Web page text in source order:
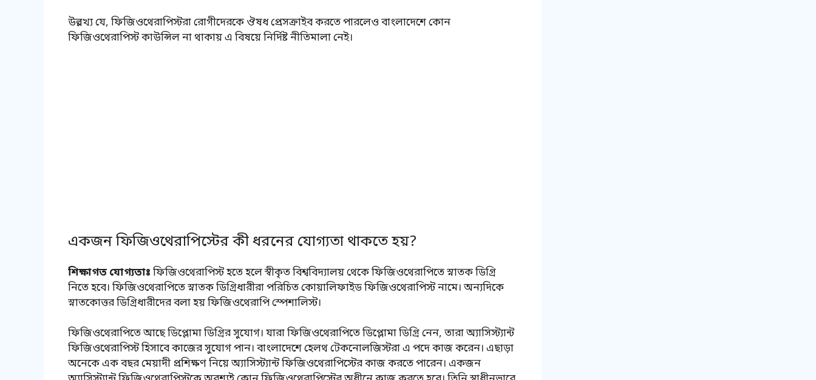
উল্লখ্য যে, ফিজিওথেরাপিস্টরা রোগীদেরকে ঔষধ প্রেসক্রাইব করতে পারলেও বাংলাদেশে কোন
ফিজিওথেরাপিস্ট কাউন্সিল না থাকায় এ বিষয়ে নির্দিষ্ট নীতিমালা নেই।
একজন ফিজিওথেরাপিস্টের কী ধরনের যোগ্যতা থাকতে হয়?
শিক্ষাগত যোগ্যতাঃ ফিজিওথেরাপিস্ট হতে হলে স্বীকৃত বিশ্ববিদ্যালয় থেকে ফিজিওথেরাপিতে স্নাতক ডিগ্রি
নিতে হবে। ফিজিওথেরাপিতে স্নাতক ডিগ্রিধারীরা পরিচিত কোয়ালিফাইড ফিজিওথেরাপিস্ট নামে। অন্যদিকে
স্নাতকোত্তর ডিগ্রিধারীদের বলা হয় ফিজিওথেরাপি স্পেশালিস্ট।
ফিজিওথেরাপিতে আছে ডিপ্লোমা ডিগ্রির সুযোগ। যারা ফিজিওথেরাপিতে ডিপ্লোমা ডিগ্রি নেন, তারা অ্যাসিস্ট্যান্ট
ফিজিওথেরাপিস্ট হিসাবে কাজের সুযোগ পান। বাংলাদেশে হেলথ টেকনোলজিস্টরা এ পদে কাজ করেন। এছাড়া
অনেকে এক বছর মেয়াদী প্রশিক্ষণ নিয়ে অ্যাসিস্ট্যান্ট ফিজিওথেরাপিস্টের কাজ করতে পারেন। একজন